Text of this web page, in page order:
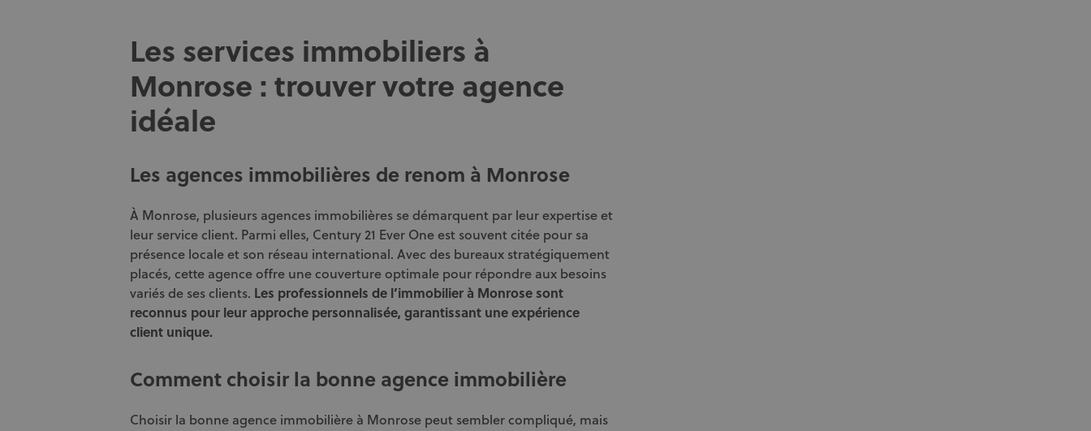
Les services immobiliers à
Monrose : trouver votre agence
idéale
Les agences immobilières de renom à Monrose
À Monrose, plusieurs agences immobilières se démarquent par leur expertise et
leur service client. Parmi elles, Century 21 Ever One est souvent citée pour sa
présence locale et son réseau international. Avec des bureaux stratégiquement
placés, cette agence offre une couverture optimale pour répondre aux besoins
variés de ses clients. Les professionnels de l’immobilier à Monrose sont
reconnus pour leur approche personnalisée, garantissant une expérience
client unique.
Comment choisir la bonne agence immobilière
Choisir la bonne agence immobilière à Monrose peut sembler compliqué, mais